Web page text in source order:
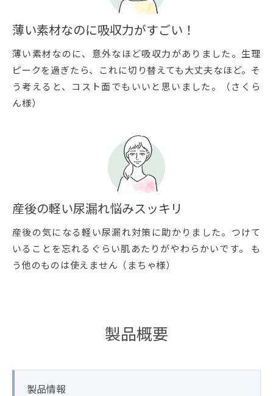
薄い素材なのに吸収力がすごい！
薄い素材なのに、意外なほど吸収力がありました。生理
ピークを過ぎたら、これに切り替えても大丈夫なほど。そ
う考えると、コスト面でもいいと思いました。（さくら
ん様）
産後の軽い尿漏れ悩みスッキリ
産後の気になる軽い尿漏れ対策に助かりました。つけて
いることを忘れるぐらい肌あたりがやわらかいです。 も
う他のものは使えません（まちゃ様）
製品概要
製品情報